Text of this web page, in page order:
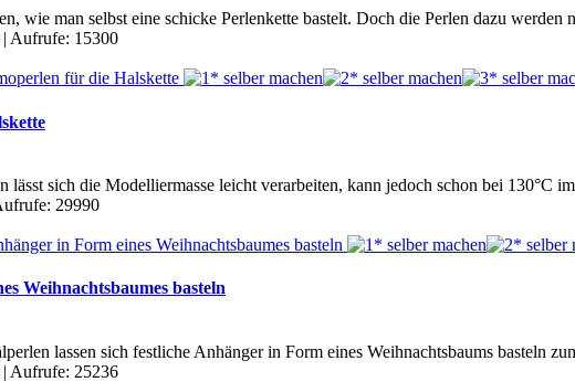
wie man selbst eine schicke Perlenkette bastelt. Doch die Perlen dazu werden
Aufrufe: 15300
sich die Modelliermasse leicht verarbeiten, kann jedoch schon bei 130°C
29990
Weihnachtsbaumes basteln
lassen sich festliche Anhänger in Form eines Weihnachtsbaums basteln
| Aufrufe: 25236